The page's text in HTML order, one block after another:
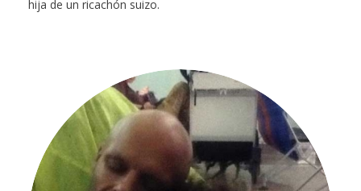
hija de un ricachón suizo.